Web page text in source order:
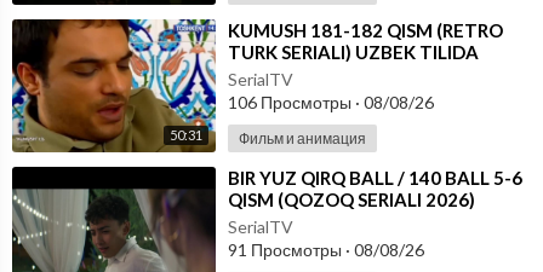
50:31
⁣KUMUSH 181-182 QISM (RETRO
TURK SERIALI) UZBEK TILIDA
SerialTV
106 Просмотры · 08/08/26
Фильм и анимация
⁣⁣BIR YUZ QIRQ BALL / 140 BALL 5-6
QISM (QOZOQ SERIALI 2026)
UZBEK TILIDA
SerialTV
91 Просмотры · 08/08/26